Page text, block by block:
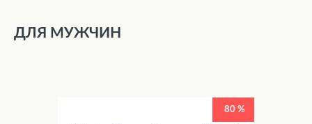
ДЛЯ МУЖЧИН
80 %